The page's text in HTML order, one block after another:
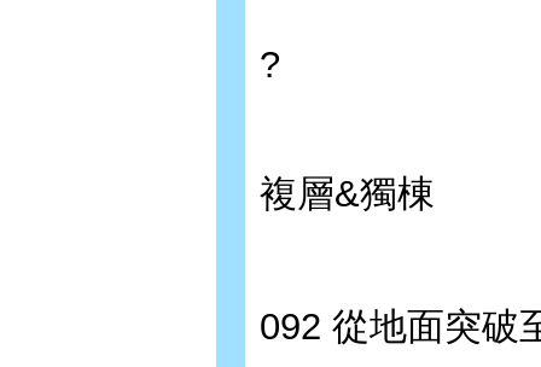
?
複層&獨棟
092 從地面突破